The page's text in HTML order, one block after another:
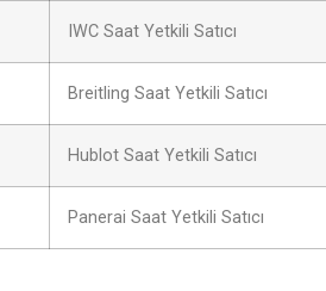
IWC Saat Yetkili Satıcı
Breitling Saat Yetkili Satıcı
Hublot Saat Yetkili Satıcı
Panerai Saat Yetkili Satıcı